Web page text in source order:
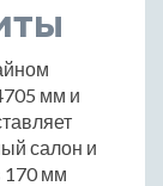
мм и
салон и
170 мм